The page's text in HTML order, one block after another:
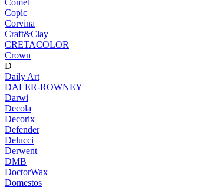
Comet
Copic
Corvina
Craft&Clay
CRETACOLOR
Crown
D
Daily Art
DALER-ROWNEY
Darwi
Decola
Decorix
Defender
Delucci
Derwent
DMB
DoctorWax
Domestos